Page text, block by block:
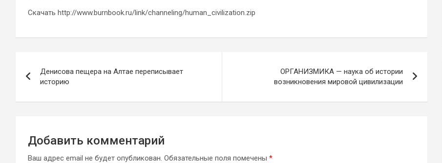
Скачать http://www.burnbook.ru/link/channeling/human_civilization.zip
по
записям
Денисова пещера на Алтае переписывает
историю
ОРГАНИЗМИКА — наука об истории
возникновения мировой цивилизации
Добавить комментарий
Ваш адрес email не будет опубликован. Обязательные поля помечены *